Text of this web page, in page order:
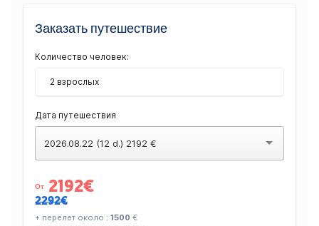
Заказать путешествие
Количество человек:
2 взрослых
Дата путешествия
2026.08.22 (12 d.) 2192 €
От 2192€
2292€
+ перелет около : 1500 €